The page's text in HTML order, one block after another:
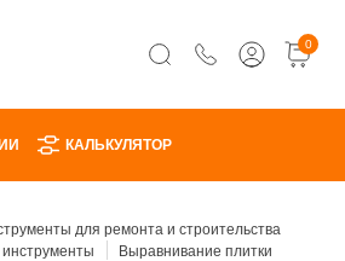
0
КАЛЬКУЛЯТОР
для ремонта и строительства
Выравнивание плитки